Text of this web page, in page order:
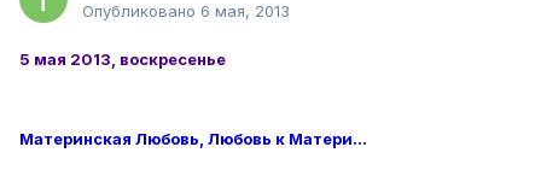
Опубликовано 6 мая, 2013
5 мая 2013, воскресенье
Материнская Любовь, Любовь к Матери…